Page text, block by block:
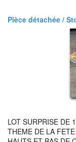
Pièce détachée /
LOT SURPRISE DE
THEME DE LA